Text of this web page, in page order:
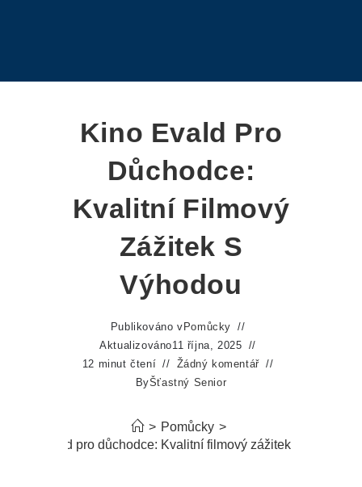
Kino Evald Pro
Důchodce:
Kvalitní Filmový
Zážitek S
Výhodou
Publikováno v Pomůcky
Aktualizováno11 října, 2025
12 minut čtení
Žádný komentář
ByŠťastný Senior
> Pomůcky >
Kino Evald pro důchodce: Kvalitní filmový zážitek s výhodou